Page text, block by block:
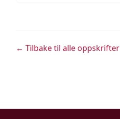
← Tilbake til alle oppskrifter